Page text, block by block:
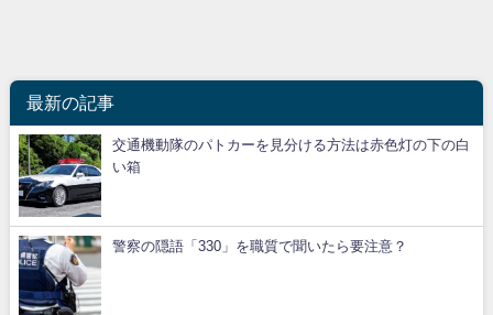
最新の記事
交通機動隊のパトカーを見分ける方法は赤色灯の下の白
い箱
警察の隠語「330」を職質で聞いたら要注意？